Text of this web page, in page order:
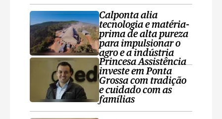
Calponta alia
tecnologia e matéria-
prima de alta pureza
para impulsionar o
agro e a indústria
Princesa Assistência
investe em Ponta
Grossa com tradição
e cuidado com as
famílias